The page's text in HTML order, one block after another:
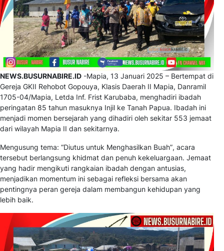
NEWS.BUSURNABIRE.ID -Mapia, 13 Januari 2025 – Bertempat di
Gereja GKII Rehobot Gopouya, Klasis Daerah II Mapia, Danramil
1705-04/Mapia, Letda Inf. Frist Karubaba, menghadiri ibadah
peringatan 85 tahun masuknya Injil ke Tanah Papua. Ibadah ini
menjadi momen bersejarah yang dihadiri oleh sekitar 553 jemaat
dari wilayah Mapia II dan sekitarnya.
Mengusung tema: “Diutus untuk Menghasilkan Buah”, acara
tersebut berlangsung khidmat dan penuh kekeluargaan. Jemaat
yang hadir mengikuti rangkaian ibadah dengan antusias,
menjadikan momentum ini sebagai refleksi bersama akan
pentingnya peran gereja dalam membangun kehidupan yang
lebih baik.